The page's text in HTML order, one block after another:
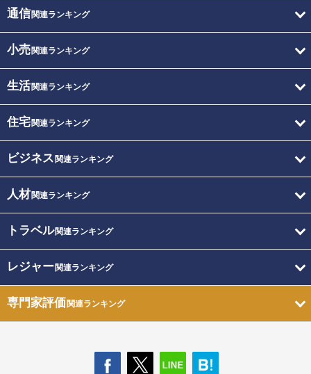
通信関連ランキング
小売関連ランキング
生活関連ランキング
住宅関連ランキング
ビジネス 関連ランキング
人材関連ランキング
トラベル関連ランキング
レジャー関連ランキング
専門家評価関連ランキング